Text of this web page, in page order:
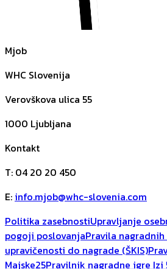
Mjob
WHC Slovenija
Verovškova ulica 55
1000 Ljubljana
Kontakt
T: 04 20 20 450
E: info.mjob@whc-slovenia.com
Politika zasebnostiUpravljanje
pogoji poslovanjaPravila nagradnih
upravičenosti do nagrade (ŠKIS)
Majske25Pravilnik nagradne igre Izi